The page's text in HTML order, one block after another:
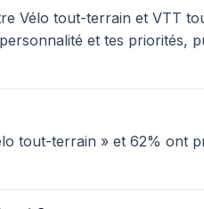
Vélo tout-terrain et VTT
et tes priorités,
tout-terrain » et 62% ont